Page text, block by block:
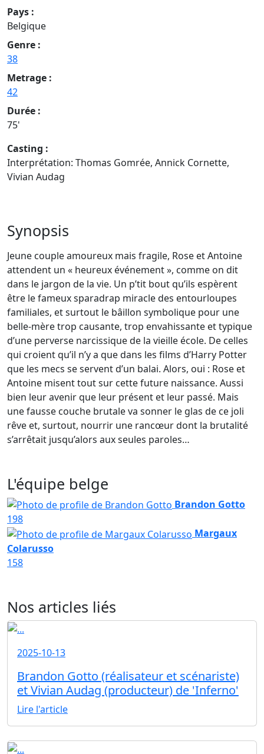
Pays :
Belgique
Genre :
38
Metrage :
42
Durée :
75'
Casting :
Interprétation: Thomas Gomrée, Annick Cornette,
Vivian Audag
Synopsis
Jeune couple amoureux mais fragile, Rose et Antoine
attendent un « heureux événement », comme on dit
dans le jargon de la vie. Un p’tit bout qu’ils espèrent
être le fameux sparadrap miracle des entourloupes
familiales, et surtout le bâillon symbolique pour une
belle-mère trop causante, trop envahissante et typique
d’une perverse narcissique de la vieille école. De celles
qui croient qu’il n’y a que dans les films d’Harry Potter
que les mecs se servent d’un balai. Alors, oui : Rose et
Antoine misent tout sur cette future naissance. Aussi
bien leur avenir que leur présent et leur passé. Mais
une fausse couche brutale va sonner le glas de ce joli
rêve et, surtout, nourrir une rancœur dont la brutalité
s’arrêtait jusqu’alors aux seules paroles…
L'équipe belge
Brandon Gotto
198
Margaux
Colarusso
158
Nos articles liés
2025-10-13
Brandon Gotto (réalisateur et scénariste)
et Vivian Audag (producteur) de 'Inferno'
Lire l'article